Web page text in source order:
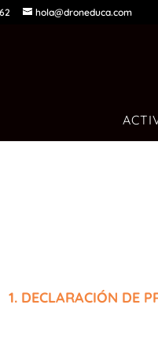
hola@droneduca.com
1. DECLARACIÓN DE